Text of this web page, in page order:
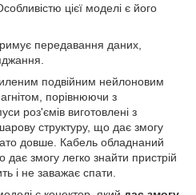
цієї моделі є його
передавання даних,
подвійним нейлоновим
порівнюючи з
роз'ємів виготовлені з
структуру, що дає змогу
довше. Кабель обладнаний
дає змогу легко знайти пристрій
і не заважає спати.